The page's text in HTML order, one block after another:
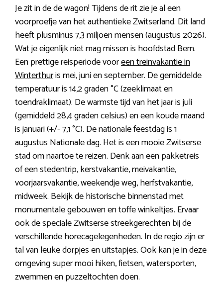
Je zit in de de wagon! Tijdens de rit zie je al een
voorproefje van het authentieke Zwitserland. Dit land
heeft plusminus 7,3 miljoen mensen (augustus 2026).
Wat je eigenlijk niet mag missen is hoofdstad Bern.
Een prettige reisperiode vooreen treinvakantie in
Winterthuris mei, juni en september. De gemiddelde
temperatuur is 14,2 graden °C (zeeklimaat en
toendraklimaat). De warmste tijd van het jaar is juli
(gemiddeld 28,4 graden celsius) en een koude maand
is januari (+/- 7,1 °C). De nationale feestdag is 1
augustus Nationale dag. Het is een mooie Zwitserse
stad om naartoe te reizen. Denk aan een pakketreis
of een stedentrip, kerstvakantie, meivakantie,
voorjaarsvakantie, weekendje weg, herfstvakantie,
midweek. Bekijk de historische binnenstad met
monumentale gebouwen en toffe winkeltjes. Ervaar
ook de speciale Zwitserse streekgerechten bij de
verschillende horecagelegenheden. In de regio zijn er
tal van leuke dorpjes en uitstapjes. Ook kan je in deze
omgeving super mooi hiken, fietsen, watersporten,
zwemmen en puzzeltochten doen.